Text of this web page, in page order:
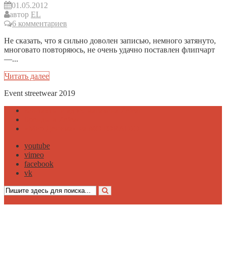
01.05.2012
автор EL
6 комментариев
Не сказать, что я сильно доволен записью, немного затянуто,
многовато повторяюсь, не очень удачно поставлен флипчарт
—...
Читать далее
Event streetwear 2019
youtube
vimeo
facebook
vk